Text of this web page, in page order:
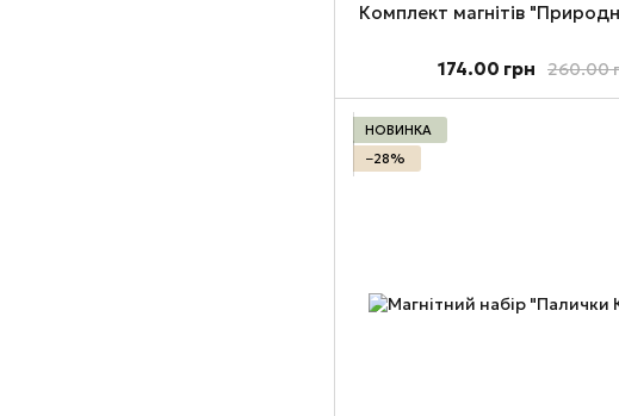
Комплект магнітів
260.00
174.00 грн
НОВИНКА
−28%